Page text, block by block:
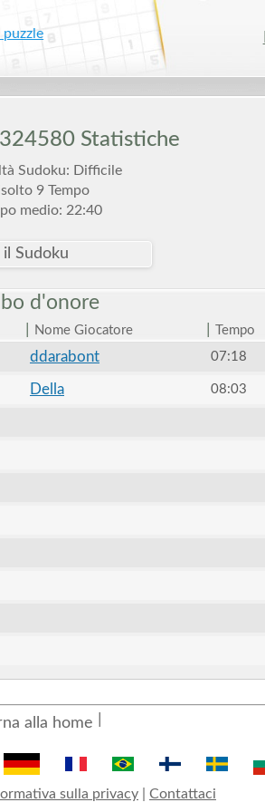
puzzle
Statistiche
Sudoku: Difficile
9 Tempo
medio: 22:40
Sudoku
d'onore
Nome Giocatore
Tempo
ddarabont 07:18
Della 08:03
alla home
sulla privacy| Contattaci